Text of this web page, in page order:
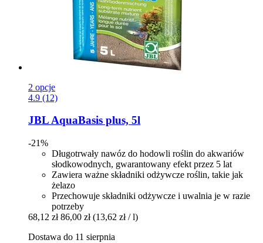
2 opcje
4.9 (12)
JBLAquaBasis plus, 5l
-21%
Długotrwały nawóz do hodowli roślin do akwariów
słodkowodnych, gwarantowany efekt przez 5 lat
Zawiera ważne składniki odżywcze roślin, takie jak
żelazo
Przechowuje składniki odżywcze i uwalnia je w razie
potrzeby
68,12 zł 86,00 zł (13,62 zł / l)
Dostawa do 11 sierpnia